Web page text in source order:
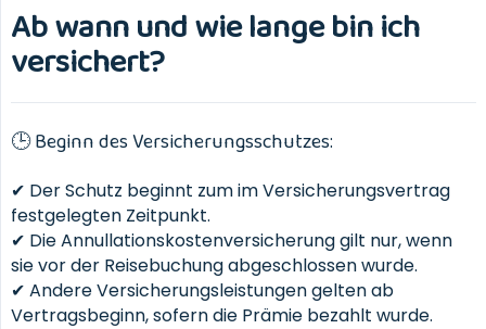
Ab wann und wie lange bin ich
versichert?
🕒 Beginn des Versicherungsschutzes:
✔ Der Schutz beginnt zum im Versicherungsvertrag
festgelegten Zeitpunkt.
✔ Die Annullationskostenversicherung gilt nur, wenn
sie vor der Reisebuchung abgeschlossen wurde.
✔ Andere Versicherungsleistungen gelten ab
Vertragsbeginn, sofern die Prämie bezahlt wurde.